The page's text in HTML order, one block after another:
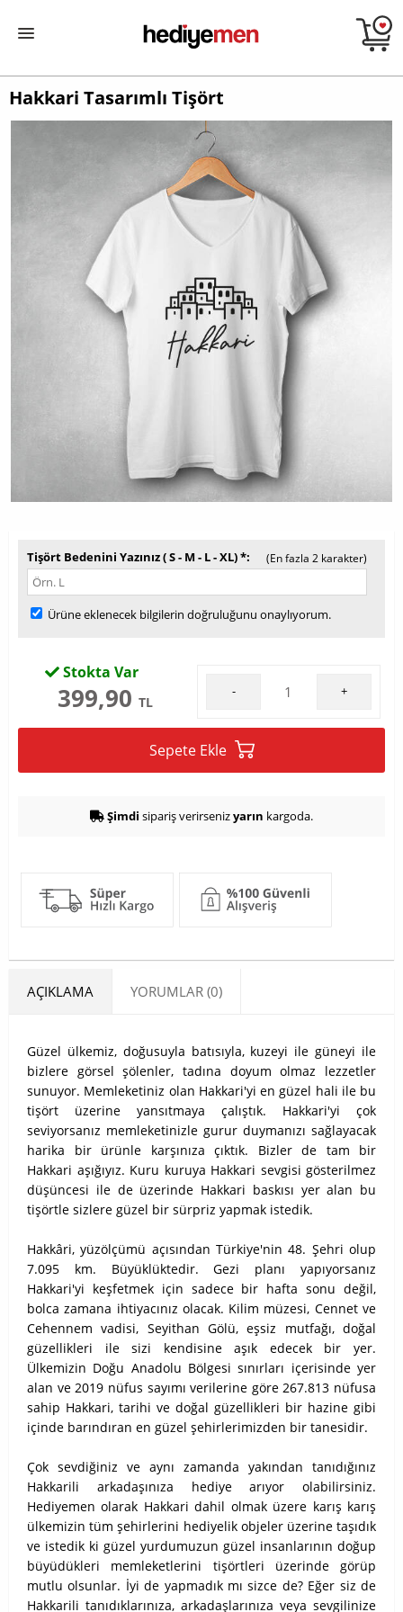
Hakkari Tasarımlı Tişört
Tişört Bedenini Yazınız ( S - M - L - XL) * (En fazla 2 karakter)
Ürüne eklenecek bilgilerin doğruluğunu onaylıyorum.
Stokta Var
399,90 TL
- +
Sepete Ekle
Şimdi sipariş verirsenizyarın kargoda.
AÇIKLAMA YORUMLAR (0)
Güzel ülkemiz, doğusuyla batısıyla, kuzeyi ile güneyi ile
bizlere görsel şölenler, tadına doyum olmaz lezzetler
sunuyor. Memleketiniz olan Hakkari'yi en güzel hali ile bu
tişört üzerine yansıtmaya çalıştık. Hakkari'yi çok
seviyorsanız memleketinizle gurur duymanızı sağlayacak
harika bir ürünle karşınıza çıktık. Bizler de tam bir
Hakkari aşığıyız. Kuru kuruya Hakkari sevgisi gösterilmez
düşüncesi ile de üzerinde Hakkari baskısı yer alan bu
tişörtle sizlere güzel bir sürpriz yapmak istedik.
Hakkâri, yüzölçümü açısından Türkiye'nin 48. Şehri olup
7.095 km. Büyüklüktedir. Gezi planı yapıyorsanız
Hakkari'yi keşfetmek için sadece bir hafta sonu değil,
bolca zamana ihtiyacınız olacak. Kilim müzesi, Cennet ve
Cehennem vadisi, Seyithan Gölü, eşsiz mutfağı, doğal
güzellikleri ile sizi kendisine aşık edecek bir yer.
Ülkemizin Doğu Anadolu Bölgesi sınırları içerisinde yer
alan ve 2019 nüfus sayımı verilerine göre 267.813 nüfusa
sahip Hakkari, tarihi ve doğal güzellikleri bir hazine gibi
içinde barındıran en güzel şehirlerimizden bir tanesidir.
Çok sevdiğiniz ve aynı zamanda yakından tanıdığınız
Hakkarili arkadaşınıza hediye arıyor olabilirsiniz.
Hediyemen olarak Hakkari dahil olmak üzere karış karış
ülkemizin tüm şehirlerini hediyelik objeler üzerine taşıdık
ve istedik ki güzel yurdumuzun güzel insanlarının doğup
büyüdükleri memleketlerini tişörtleri üzerinde görüp
mutlu olsunlar. İyi de yapmadık mı sizce de? Eğer siz de
Hakkarili tanıdıklarınıza, arkadaşlarınıza veya sevgilinize